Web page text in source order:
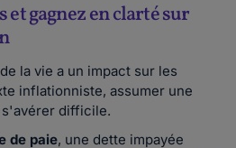
gagnez en clarté sur
la vie a un impact sur les
inflationniste, assumer une
difficile.
de paie, une dette impayée